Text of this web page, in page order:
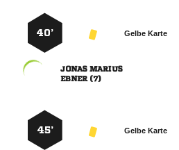
Gelbe Karte
40’
 
 
Gelbe Karte
45’